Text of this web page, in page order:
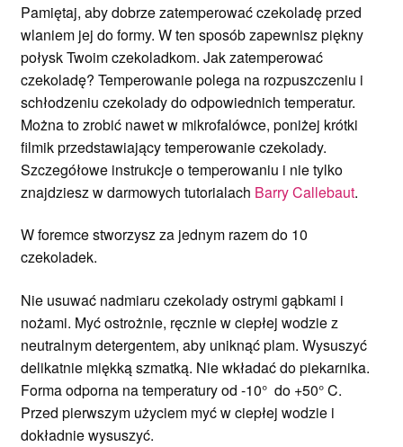
Pamiętaj, aby dobrze zatemperować czekoladę przed
wlaniem jej do formy. W ten sposób zapewnisz piękny
połysk Twoim czekoladkom. Jak zatemperować
czekoladę? Temperowanie polega na rozpuszczeniu i
schłodzeniu czekolady do odpowiednich temperatur.
Można to zrobić nawet w mikrofalówce, poniżej krótki
filmik przedstawiający temperowanie czekolady.
Szczegółowe instrukcje o temperowaniu i nie tylko
znajdziesz w darmowych tutorialach Barry Callebaut.
W foremce stworzysz za jednym razem do 10
czekoladek.
Nie usuwać nadmiaru czekolady ostrymi gąbkami i
nożami. Myć ostrożnie, ręcznie w ciepłej wodzie z
neutralnym detergentem, aby uniknąć plam. Wysuszyć
delikatnie miękką szmatką. Nie wkładać do piekarnika.
Forma odporna na temperatury od -10° do +50° C.
Przed pierwszym użyciem myć w ciepłej wodzie i
dokładnie wysuszyć.